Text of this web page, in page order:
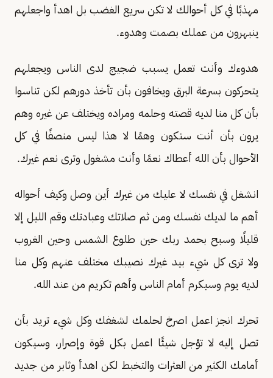
مهذبًا في كل أحوالك لا تكن سريع الغضب بل اهدأ واجعلهم
ينبهرون من عملك بصمت وهدوء.
هدوءك وأنت تعمل يسبب ضجيج لدى الناس ويجعلهم
يتحركون بسرعة البرق ويخافون بأن تأخذ دورهم لكن تناسوا
بأن كل منا لديه قصته وحلمه ومراده ويختلف عن غيره وهم
يرون بأن أنت ستكون وهمًا لا هذا ليس منصفًا في كل
الأحوال بأن الله أعطاك نعمًا وأنت مشغول وترى نعم غيرك.
انشغل في نفسك لا عليك من غيرك أين وصل وكيف أحواله
أهم ما لديك نفسك ومن ثم صلاتك وعبادتك وقم الليل إلا
قليلًا وسبح بحمد ربك حين طلوع الشمس وحين الغروب
ولا ترى كل شيء بيد غيرك نصيبك مختلف عنهم وكل منا
لديه يوم وسيكرم أمام الناس وأهم تكريم من عند الله.
تحرك انجز اعمل اصرخ لحلمك لشغفك وكل شيء تريد بأن
تصل إليه لا تؤجل شيئًا اعمل بكل قوة وإصرار، وسيكون
أمامك الكثير من العثرات والتخبط لكن اهدأ وثابر من جديد